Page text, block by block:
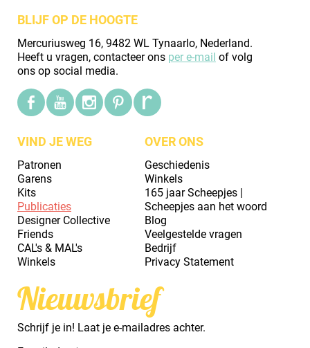
BLIJF OP DE HOOGTE
Mercuriusweg 16, 9482 WL Tynaarlo, Nederland.
Heeft u vragen, contacteer ons per e-mail of volg
ons op social media.
VIND JE WEG
Patronen
Garens
Kits
Publicaties
Designer Collective
Friends
CAL's & MAL's
Winkels
OVER ONS
Geschiedenis
Winkels
165 jaar Scheepjes |
Scheepjes aan het woord
Blog
Veelgestelde vragen
Bedrijf
Privacy Statement
Nieuwsbrief
Schrijf je in! Laat je e-mailadres achter.